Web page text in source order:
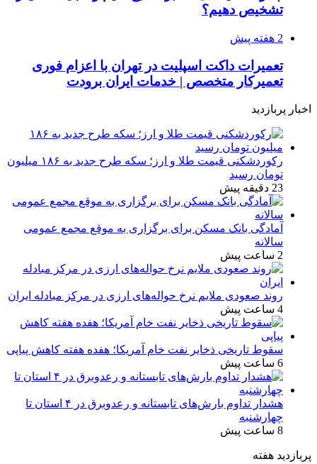
تشخیص دهیم؟
2 هفته پیش
تعمیرات داکت اسپلیت در تهران با اعزام فوری
تعمیرکار متخصص | خدمات ایران برودت
اخبار پربازدید
رکوردشکنی قیمت طلا و ارز؛ سکه طرح جدید به ۱۸۶ میلیون
تومان رسید
23 دقیقه پیش
آمادگی بانک مسکن برای برگزاری به موقع مجمع عمومی
سالانه
2 ساعت پیش
روند صعودی ملایم نرخ حواله‌های ارزی در مرکز مبادله ایران
4 ساعت پیش
سقوط تاریخی ذخایر نفت خام آمریکا؛ هفده هفته کاهش پیاپی
6 ساعت پیش
هشدار تداوم بارش‌های تابستانه و رعدوبرق در ۴ استان تا
چهارشنبه
8 ساعت پیش
پربازدید هفته